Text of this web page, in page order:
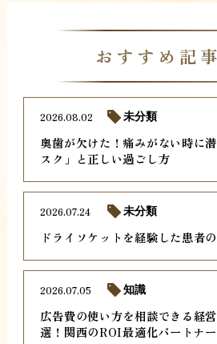
おすすめ記
奥歯が欠けた！痛みがない時に
スク」と正しい過ごし方
2026.08.02 未分類
ドライソケットを経験した患者
2026.07.24 未分類
広告費の使い方を相談できる経
選！関西のROI最適化パートナー
2026.07.05 知識